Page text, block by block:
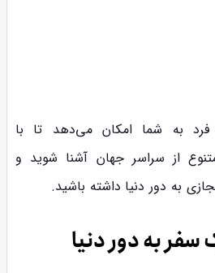
به شما امکان می‌دهد تا با
از سراسر جهان آشنا شوید و
به دور دنیا داشته باشید.
سفر به دور دنیا